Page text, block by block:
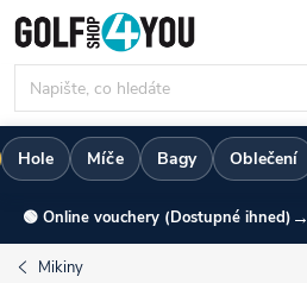
Přejít
na
obsah
Hole Míče Bagy Oblečení
🟢 Online vouchery (Dostupné ihned) →
Mikiny